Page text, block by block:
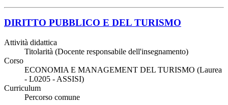
DIRITTO PUBBLICO E DEL TURISMO
Attività didattica
Titolarità (Docente responsabile dell'insegnamento)
Corso
ECONOMIA E MANAGEMENT DEL TURISMO (Laurea
- L0205 - ASSISI)
Curriculum
Percorso comune